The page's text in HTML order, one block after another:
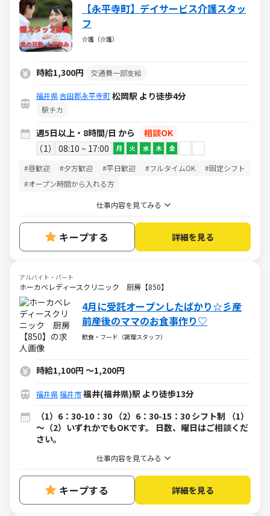
【永平寺町】デイサービス介護スタッ
フ
介護（介護）
時給1,300円 交通費一部支給
福井県吉田郡永平寺町松岡駅 より徒歩4分
駅チカ
週5日以上・8時間/日 から
相談OK
1
08:10 ~ 17:00 月 火 水 木 金
#昼歓迎 #夕方歓迎 #平日歓迎 #フルタイムOK
#固定シフト
#オープン時間から入れる方
仕事内容を見てみる
キープする 詳細を見る
アルバイト・パート
ホーカベレディースクリニック 厨房【850】
4月に受託オープンしたばかり☆彡産
前産後のママのお食事作り♡
飲食・フード（調理スタッフ）
時給1,100円 ～1,200円
福井県福井市福井(福井県)駅 より徒歩13分
（1）6：30-10：30 （2）6：30-15：30 シフト制 （1）
～（2）いずれかでもOKです。 日数、曜日はご相談くだ
さい。
仕事内容を見てみる
キープする 詳細を見る